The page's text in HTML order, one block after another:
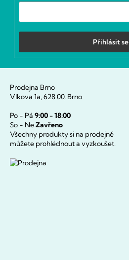
Přihlásit se
Prodejna Brno
Vlkova 1a, 628 00, Brno
Po - Pá 9:00 - 18:00
So - NeZavřeno
Všechny produkty si na prodejně
můžete prohlédnout a vyzkoušet.